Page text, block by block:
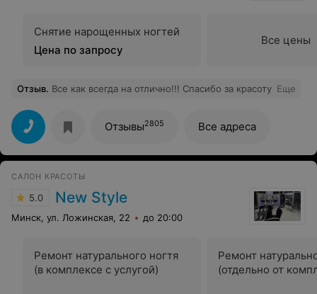
Снятие нарощенных ногтей
Цена по запросу
Все цены
Отзыв. Все как всегда на отлично!!! Спасибо за красоту Еще
Отзывы2805 Все адреса
САЛОН КРАСОТЫ
5.0 New Style
Минск, ул. Ложинская, 22 до 20:00
Ремонт натурального ногтя
(в комплексе с услугой)
Ремонт
(отдельно от